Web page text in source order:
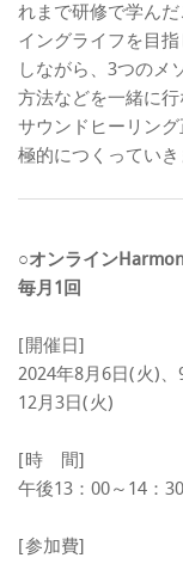
れまで研修で学ん
イングライフを目
しながら、3つのメ
方法などを一緒に行
サウンドヒーリン
極的につくっていき
○オンライン
毎月1回
[開催日]
2024年8月6日(火)、
12月3日(火)
[時 間]
午後13：00～14：
[参加費]